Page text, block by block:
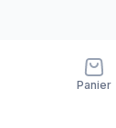
Panier